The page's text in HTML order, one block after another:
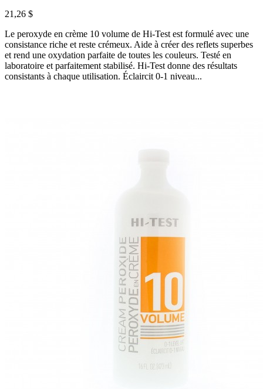
21,26 $
Le peroxyde en crème 10 volume de Hi-Test est formulé avec une
consistance riche et reste crémeux. Aide à créer des reflets superbes
et rend une oxydation parfaite de toutes les couleurs. Testé en
laboratoire et parfaitement stabilisé. Hi-Test donne des résultats
consistants à chaque utilisation. Éclaircit 0-1 niveau...